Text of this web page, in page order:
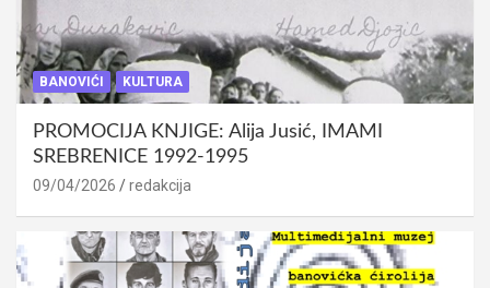
BANOVIĆI KULTURA
PROMOCIJA KNJIGE: Alija Jusić, IMAMI
SREBRENICE 1992-1995
09/04/2026 redakcija